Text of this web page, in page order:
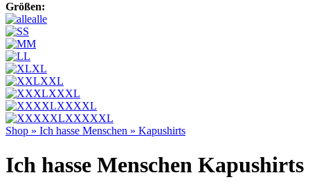
Größen:
alle
S
M
L
XL
XXL
XXXL
XXXXL
XXXXXL
Shop » Ich hasse Menschen » Kapushirts
Ich hasse Menschen Kapushirts